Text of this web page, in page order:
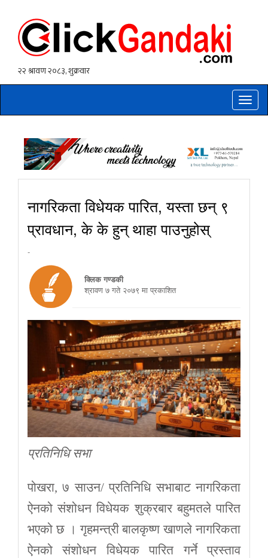
Toggle
नागरिकता विधेयक पारित, यस्ता छन् ९
प्रावधान, के के हुन् थाहा पाउनुहोस्
-
क्लिक गण्डकी
श्रावण ७ गते २०७९ मा प्रकाशित
प्रतिनिधि सभा
पोखरा, ७ साउन/ प्रतिनिधि सभाबाट नागरिकता
ऐनको संशोधन विधेयक शुक्रबार बहुमतले पारित
भएको छ । गृहमन्त्री बालकृष्ण खाणले नागरिकता
ऐनको संशोधन विधेयक पारित गर्ने प्रस्ताव